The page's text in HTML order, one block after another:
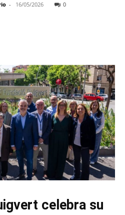
- 16/05/2026 0
celebra su